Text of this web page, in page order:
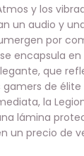
y los
un audio y
por
encapsula en
que
de
la
lámina
un precio de